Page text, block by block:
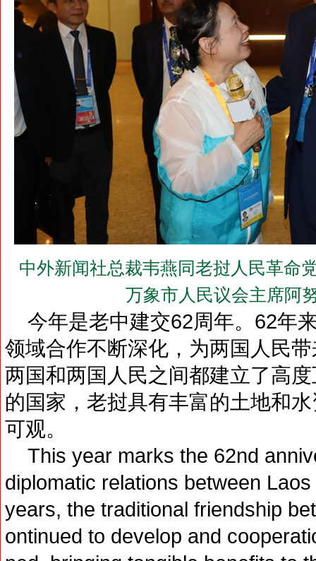
中外新闻社总裁韦燕同老挝人民革命
万象市人民议会主席阿
今年是老中建交62周年。62年
领域合作不断深化，为两国人民
两国和两国人民之间都建立了高
的国家，老挝具有丰富的土地和
可观。
This year marks the 62nd
diplomatic relations between
years, the traditional friendship
ontinued to develop and